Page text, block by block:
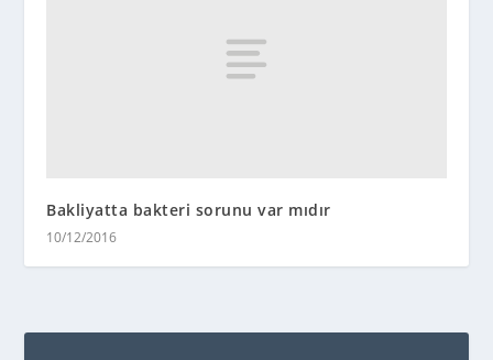
Bakliyatta bakteri sorunu var mıdır
10/12/2016